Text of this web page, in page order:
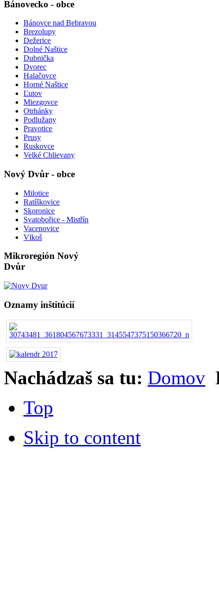
Bánovecko - obce
Bánovce nad Bebravou
Brezolupy
Dežerice
Dolné Naštice
Dubnička
Dvorec
Halačovce
Horné Naštice
Ľutov
Miezgovce
Otrhánky
Podlužany
Pravotice
Prusy
Ruskovce
Velké Chlievany
Nový Dvůr - obce
Milotice
Ratíškovice
Skoronice
Svatobořice - Mistřín
Vacenovice
Vlkoš
Mikroregión Nový
Dvůr
Oznamy inštitúcií
Nachádzaš sa tu: Domov
Top
Skip to content